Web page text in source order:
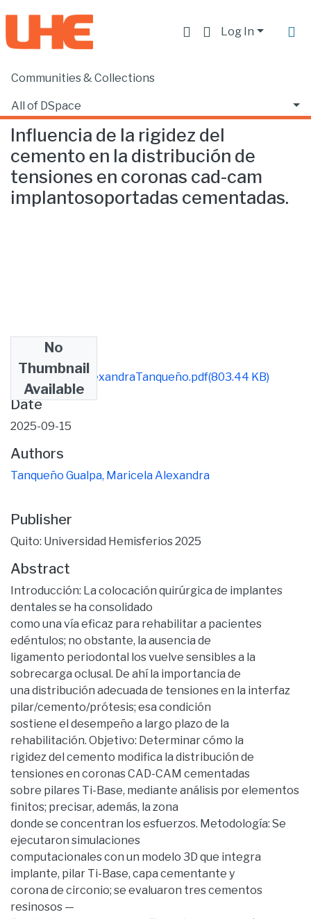
Log In
Communities & Collections
All of DSpace
Statistics
Home
Influencia de la rigidez del
cemento en la distribución de
tensiones en coronas cad-cam
implantosoportadas cementadas.
No
Thumbnail
Available
Artículo final AlexandraTanqueño.pdf(803.44 KB)
Date
2025-09-15
Authors
Tanqueño Gualpa, Maricela Alexandra
Publisher
Quito: Universidad Hemisferios 2025
Abstract
Introducción: La colocación quirúrgica de implantes
dentales se ha consolidado
como una vía eficaz para rehabilitar a pacientes
edéntulos; no obstante, la ausencia de
ligamento periodontal los vuelve sensibles a la
sobrecarga oclusal. De ahí la importancia de
una distribución adecuada de tensiones en la interfaz
pilar/cemento/prótesis; esa condición
sostiene el desempeño a largo plazo de la
rehabilitación. Objetivo: Determinar cómo la
rigidez del cemento modifica la distribución de
tensiones en coronas CAD-CAM cementadas
sobre pilares Ti-Base, mediante análisis por elementos
finitos; precisar, además, la zona
donde se concentran los esfuerzos. Metodología: Se
ejecutaron simulaciones
computacionales con un modelo 3D que integra
implante, pilar Ti-Base, capa cementante y
corona de circonio; se evaluaron tres cementos
resinosos —